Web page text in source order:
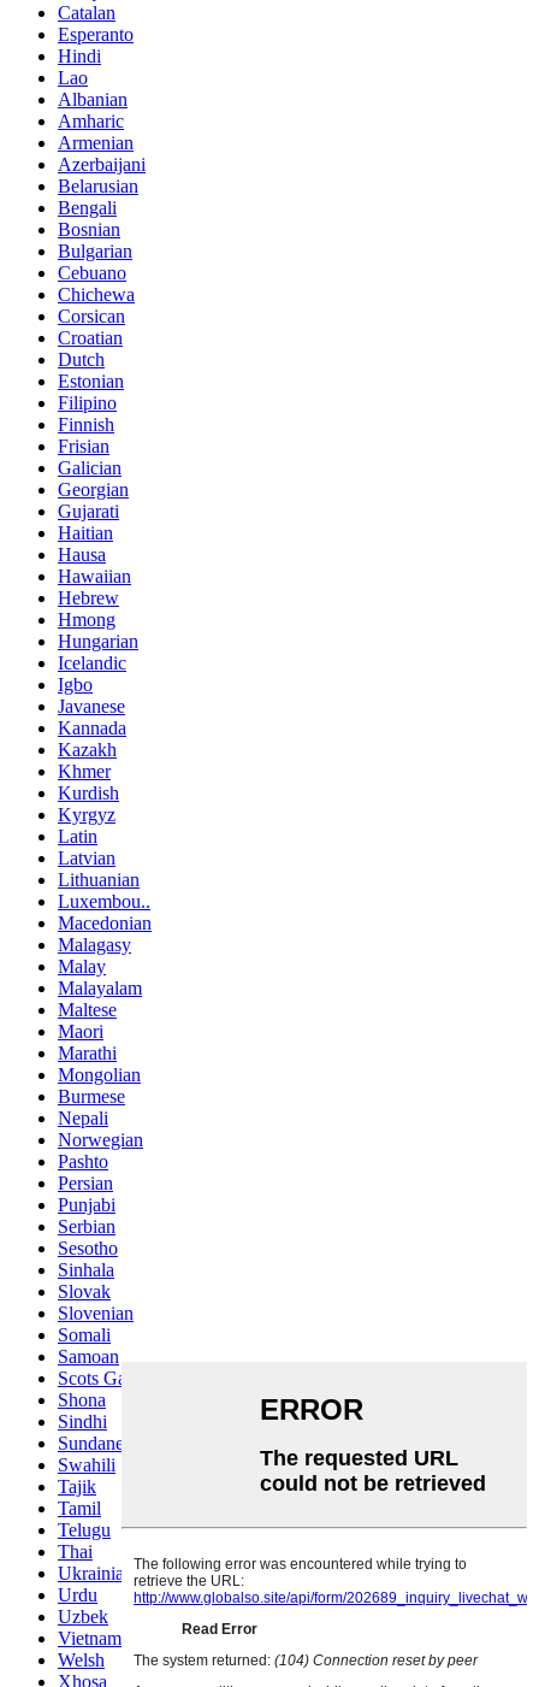
Catalan
Esperanto
Hindi
Lao
Albanian
Amharic
Armenian
Azerbaijani
Belarusian
Bengali
Bosnian
Bulgarian
Cebuano
Chichewa
Corsican
Croatian
Dutch
Estonian
Filipino
Finnish
Frisian
Galician
Georgian
Gujarati
Haitian
Hausa
Hawaiian
Hebrew
Hmong
Hungarian
Icelandic
Igbo
Javanese
Kannada
Kazakh
Khmer
Kurdish
Kyrgyz
Latin
Latvian
Lithuanian
Luxembou..
Macedonian
Malagasy
Malay
Malayalam
Maltese
Maori
Marathi
Mongolian
Burmese
Nepali
Norwegian
Pashto
Persian
Punjabi
Serbian
Sesotho
Sinhala
Slovak
Slovenian
Somali
Samoan
Scots Gaelic
Shona
Sindhi
Sundanese
Swahili
Tajik
Tamil
Telugu
Thai
Ukrainian
Urdu
Uzbek
Vietnamese
Welsh
Xhosa